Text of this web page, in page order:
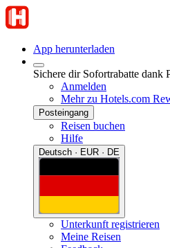
App herunterladen
Sichere dir Sofortrabatte dank
Anmelden
Mehr zu Hotels.com
Posteingang
Reisen buchen
Hilfe
Deutsch · EUR · DE
Unterkunft registrieren
Meine Reisen